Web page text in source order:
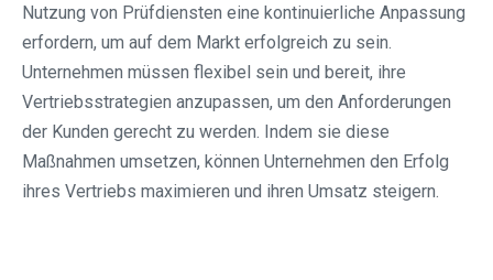
Nutzung von Prüfdiensten eine kontinuierliche Anpassung
erfordern, um auf dem Markt erfolgreich zu sein.
Unternehmen müssen flexibel sein und bereit, ihre
Vertriebsstrategien anzupassen, um den Anforderungen
der Kunden gerecht zu werden. Indem sie diese
Maßnahmen umsetzen, können Unternehmen den Erfolg
ihres Vertriebs maximieren und ihren Umsatz steigern.